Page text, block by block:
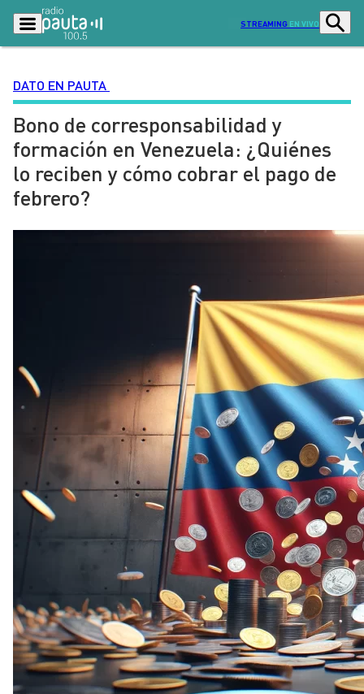
STREAMING EN VIVO
Podcasts
Lo Último Actualidad
Ciudad Economía
Deportes
Señal 2
DATO EN PAUTA
Bono de corresponsabilidad y
formación en Venezuela: ¿Quiénes
lo reciben y cómo cobrar el pago de
febrero?